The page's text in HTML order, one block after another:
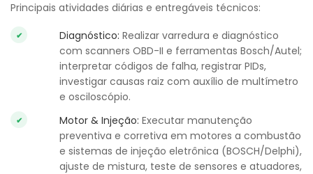
Principais atividades diárias e entregáveis técnicos:
Diagnóstico: Realizar varredura e diagnóstico
com scanners OBD-II e ferramentas Bosch/Autel;
interpretar códigos de falha, registrar PIDs,
investigar causas raiz com auxílio de multímetro
e osciloscópio.
Motor & Injeção: Executar manutenção
preventiva e corretiva em motores a combustão
e sistemas de injeção eletrônica (BOSCH/Delphi),
ajuste de mistura, teste de sensores e atuadores,